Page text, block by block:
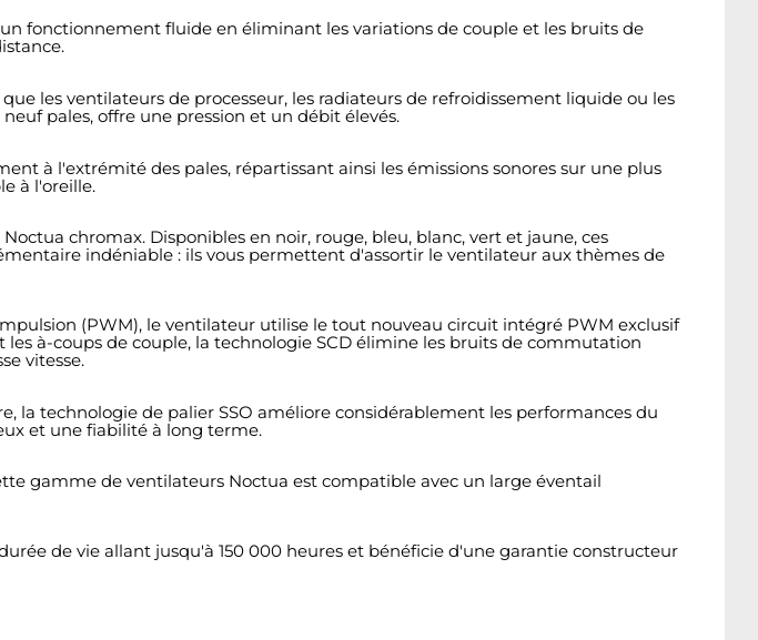
fonctionnement fluide en éliminant les variations de couple et les bruits de
les ventilateurs de processeur, les radiateurs de refroidissement liquide ou les
pales, offre une pression et un débit élevés.
à l'extrémité des pales, répartissant ainsi les émissions sonores sur une plus
à l'oreille.
chromax. Disponibles en noir, rouge, bleu, blanc, vert et jaune, ces
indéniable : ils vous permettent d'assortir le ventilateur aux thèmes de
(PWM), le ventilateur utilise le tout nouveau circuit intégré PWM exclusif
à-coups de couple, la technologie SCD élimine les bruits de commutation
vitesse.
technologie de palier SSO améliore considérablement les performances du
et une fiabilité à long terme.
gamme de ventilateurs Noctua est compatible avec un large éventail
de vie allant jusqu'à 150 000 heures et bénéficie d'une garantie constructeur